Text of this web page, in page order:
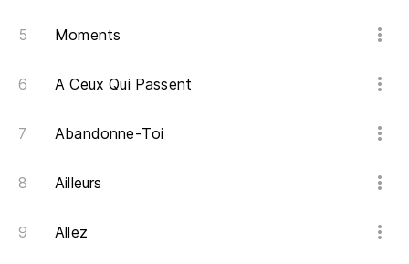
Moments
A Ceux Qui Passent
Abandonne-Toi
Ailleurs
Allez